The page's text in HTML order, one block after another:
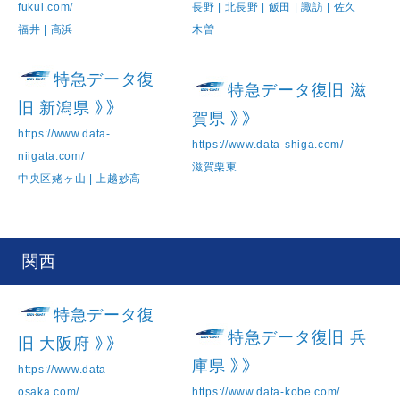
fukui.com/
福井 | 高浜
長野 | 北長野 | 飯田 | 諏訪 | 佐久
木曽
特急データ復
旧 新潟県 》》
https://www.data-
niigata.com/
中央区姥ヶ山 | 上越妙高
特急データ復旧 滋
賀県 》》
https://www.data-shiga.com/
滋賀栗東
関西
特急データ復
旧 大阪府 》》
https://www.data-
osaka.com/
特急データ復旧 兵
庫県 》》
https://www.data-kobe.com/